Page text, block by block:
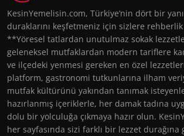
KesinYemelisin.com, Türkiye’nin dört bir
duraklarını keşfetmeniz için sizlere
**Yöresel tatlardan unutulmaz sokak
geleneksel mutfaklardan modern tariflere
ve ilçedeki yenmesi gereken en özel
platform, gastronomi tutkunlarına ilham
mutfak kültürünü yakından tanımak
hazırlanmış içeriklerle, her damak tadına
dolu bir yolculuğa çıkmaya hazır olun.
her sayfasında sizi farklı bir lezzet durağına